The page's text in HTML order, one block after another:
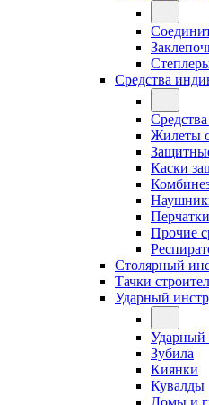
Средства
Жилеты
Каски
Прочие
Столярный
Тачки
Ударный
Ударный
Зубила
Киянки
Кувалды
Ломы и